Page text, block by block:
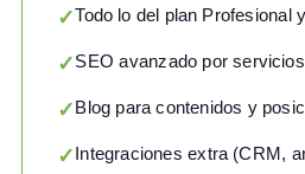
✓Todo lo del plan Profesional
✓SEO avanzado por
✓Blog para contenidos y
✓Integraciones extra (CRM,